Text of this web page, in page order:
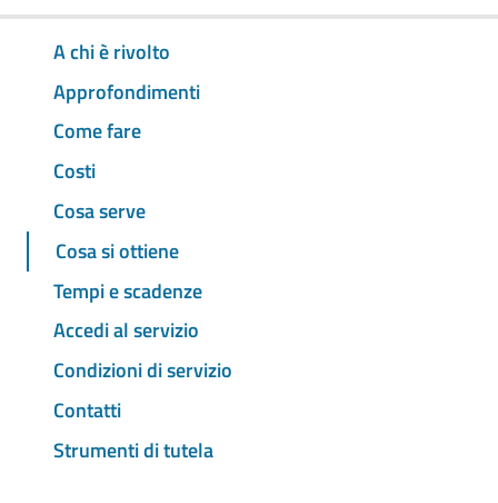
A chi è rivolto
Approfondimenti
Come fare
Costi
Cosa serve
Cosa si ottiene
Tempi e scadenze
Accedi al servizio
Condizioni di servizio
Contatti
Strumenti di tutela